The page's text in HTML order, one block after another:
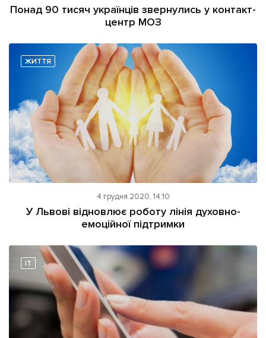
Понад 90 тисяч українців звернулись у контакт-
центр МОЗ
ЖИТТЯ
4 грудня 2020, 14:10
У Львові відновлює роботу лінія духовно-
емоційної підтримки
IT